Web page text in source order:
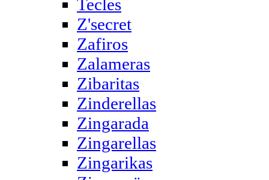
Tecles
Z'secret
Zafiros
Zalameras
Zibaritas
Zinderellas
Zingarada
Zingarellas
Zingarikas